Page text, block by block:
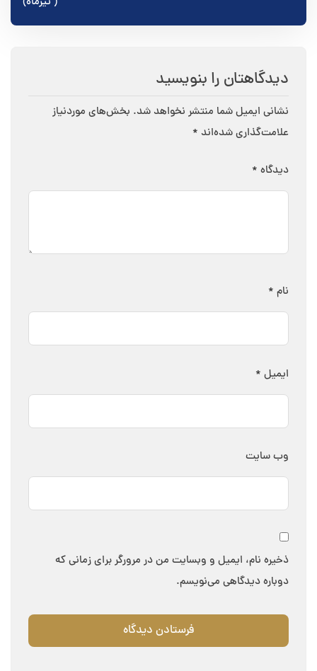
دیدگاهتان را بنویسید
نشانی ایمیل شما منتشر نخواهد شد. بخش‌های موردنیاز
علامت‌گذاری شده‌اند *
دیدگاه *
نام *
ایمیل *
وب‌ سایت
ذخیره نام، ایمیل و وبسایت من در مرورگر برای زمانی که
دوباره دیدگاهی می‌نویسم.